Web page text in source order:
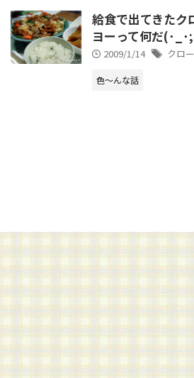
給食で出てきたク
ヨーって何だ(･_･
2009/1/14 クロ
色～んな話